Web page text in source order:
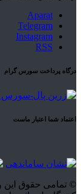
Aparat
Telegram
Instagram
RSS
درگاه پرداخت سورس گرام
اعتماد شما اعتبار ماست
© تمامی حقوق این